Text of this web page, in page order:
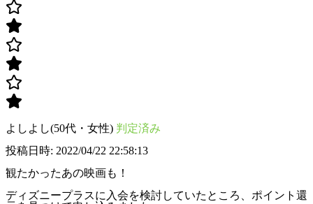
よしよし(50代・女性) 判定済み
投稿日時: 2022/04/22 22:58:13
観たかったあの映画も！
ディズニープラスに入会を検討していたところ、ポイント還